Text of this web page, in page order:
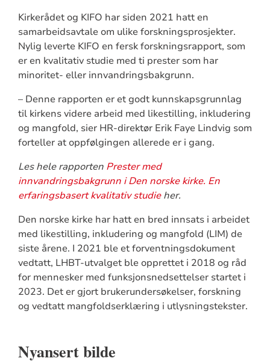
Kirkerådet og KIFO har siden 2021 hatt en
samarbeidsavtale om ulike forskningsprosjekter.
Nylig leverte KIFO en fersk forskningsrapport, som
er en kvalitativ studie med ti prester som har
minoritet- eller innvandringsbakgrunn.
– Denne rapporten er et godt kunnskapsgrunnlag
til kirkens videre arbeid med likestilling, inkludering
og mangfold, sier HR-direktør Erik Faye Lindvig som
forteller at oppfølgingen allerede er i gang.
Les hele rapporten Prester med
innvandringsbakgrunn i Den norske kirke. En
erfaringsbasert kvalitativ studieher.
Den norske kirke har hatt en bred innsats i arbeidet
med likestilling, inkludering og mangfold (LIM) de
siste årene. I 2021 ble et forventningsdokument
vedtatt, LHBT-utvalget ble opprettet i 2018 og råd
for mennesker med funksjonsnedsettelser startet i
2023. Det er gjort brukerundersøkelser, forskning
og vedtatt mangfoldserklæring i utlysningstekster.
Nyansert bilde